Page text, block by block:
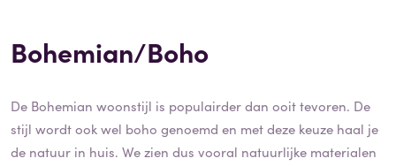
Bohemian/Boho
De Bohemian woonstijl is populairder dan ooit tevoren. De
stijl wordt ook wel boho genoemd en met deze keuze haal je
de natuur in huis. We zien dus vooral natuurlijke materialen